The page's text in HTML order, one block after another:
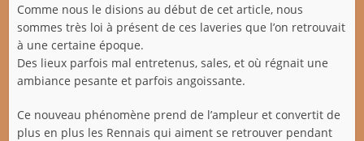
Comme nous le disions au début de cet article, nous
sommes très loi à présent de ces laveries que l’on retrouvait
à une certaine époque.
Des lieux parfois mal entretenus, sales, et où régnait une
ambiance pesante et parfois angoissante.
Ce nouveau phénomène prend de l’ampleur et convertit de
plus en plus les Rennais qui aiment se retrouver pendant